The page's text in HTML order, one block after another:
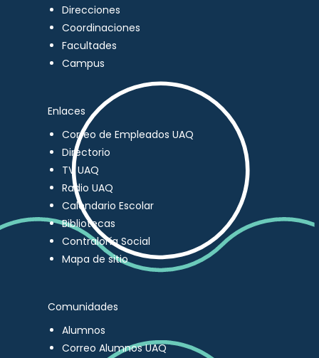
Direcciones
Coordinaciones
Facultades
Campus
Enlaces
Correo de Empleados UAQ
Directorio
TV UAQ
Radio UAQ
Calendario Escolar
Bibliotecas
Contraloría Social
Mapa de sitio
Comunidades
Alumnos
Correo Alumnos UAQ